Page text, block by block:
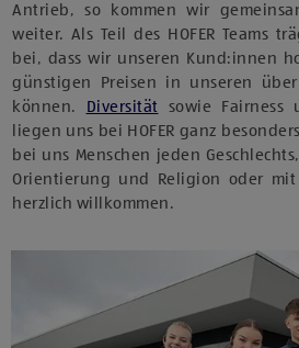
Antrieb, so kommen wir
weiter. Als Teil des HOFER Teams
bei, dass wir unseren Kund:innen
günstigen Preisen in unseren
können. Diversität sowie Fairness
liegen uns bei HOFER ganz
bei uns Menschen jeden
Orientierung und Religion oder
herzlich willkommen.